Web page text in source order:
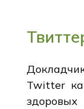
Twitter